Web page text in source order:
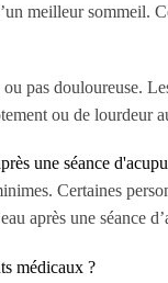
meilleur sommeil.
pas douloureuse.
ou de lourdeur
une séance
Certaines
après une séance
médicaux ?